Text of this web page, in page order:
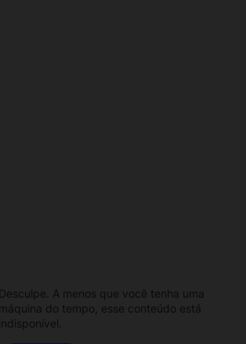
Desculpe. A menos que você tenha uma
máquina do tempo, esse conteúdo está
indisponível.